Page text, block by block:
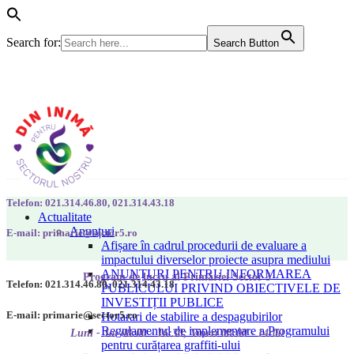
Search for: Search Button
Actualitate
Anunțuri
Afișare în cadrul procedurii de evaluare a
impactului diverselor proiecte asupra mediului
ANUNȚURI PENTRU INFORMAREA
PUBLICULUI PRIVIND OBIECTIVELE DE
INVESTIȚII PUBLICE
Hotarari de stabilire a despagubirilor
Regulamentul de implementare a Programului
pentru curățarea graffiti-ului
Telefon: 021.314.46.80, 021.314.43.18
E-mail: primarie@sector5.ro
Program de lucru al Primăriei Sector 5
Luni - Joi 08:00 - 16:30; Vineri 08:00 - 14:00
Telefon: 021.314.46.80, 021.314.43.18
E-mail: primarie@sector5.ro